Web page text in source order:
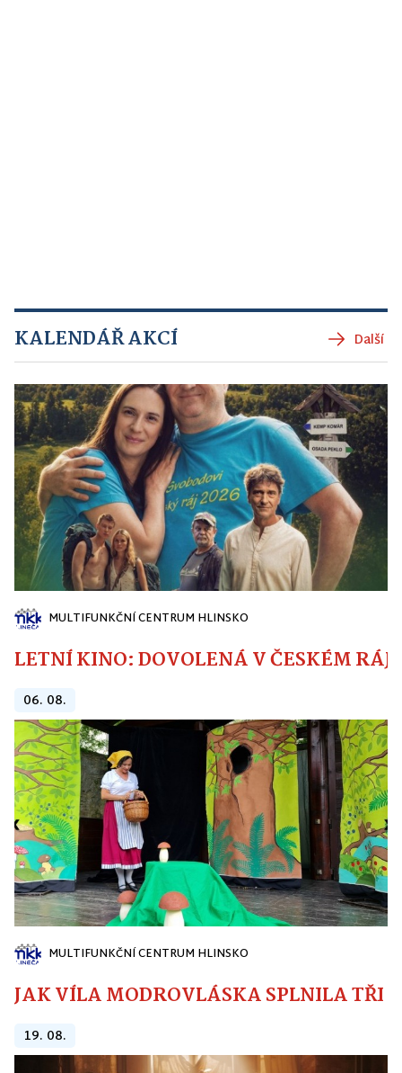
KALENDÁŘ AKCÍ Další
MULTIFUNKČNÍ CENTRUM HLINSKO
LETNÍ KINO: DOVOLENÁ V ČESKÉM RÁJI
06. 08.
MULTIFUNKČNÍ CENTRUM HLINSKO
JAK VÍLA MODROVLÁSKA SPLNILA